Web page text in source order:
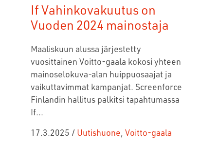
If Vahinkovakuutus on
Vuoden 2024 mainostaja
Maaliskuun alussa järjestetty
vuosittainen Voitto-gaala kokosi yhteen
mainoselokuva-alan huippuosaajat ja
vaikuttavimmat kampanjat. Screenforce
Finlandin hallitus palkitsi tapahtumassa
If...
17.3.2025 / Uutishuone, Voitto-gaala